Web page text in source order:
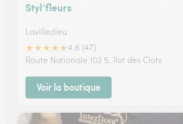
Styl’fleurs
Lavilledieu
★★★★★4.6 (47)
Route Nationale 102 5, îlot des Clots
Voir la boutique